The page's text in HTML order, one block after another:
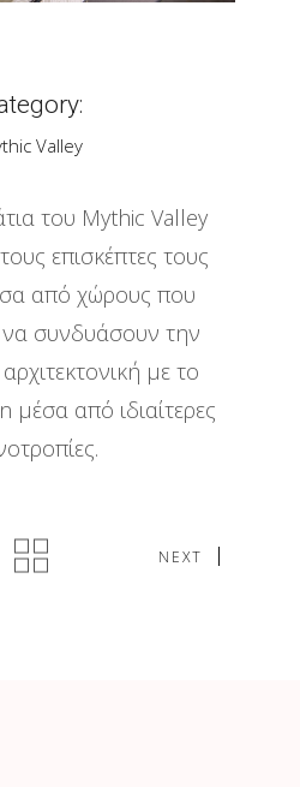
Valley
του Mythic Valley
επισκέπτες τους
από χώρους που
συνδυάσουν την
με το
μέσα από ιδιαίτερες
NEXT